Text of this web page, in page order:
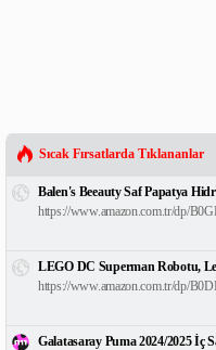
Sıcak Fırsatlarda Tıklananlar
Balen's Beeauty Saf Papatya
https://www.amazon.com.tr/dp/
LEGO DC Superman Robotu,
https://www.amazon.com.tr/dp/
Galatasaray Puma 2024/2025 İç